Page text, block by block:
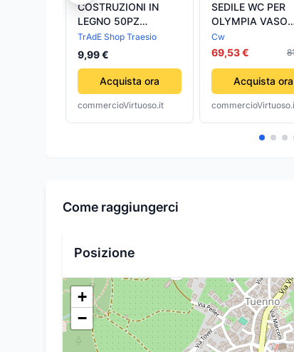
COSTRUZIONI IN
LEGNO 50PZ
BLOCCHI
MATTONCINI
COSTRUZIONE
BAMBINI CON
CONTENITORE
TrAdE Shop Traesio
9,99 €
Acquista ora
commercioVirtuoso.it
SEDILE WC PER
OLYMPIA VASO
IMPERO FORMA
Bianco- CW-
Cw
69,53 €
Acquista ora
Come raggiungerci
Posizione
+
−